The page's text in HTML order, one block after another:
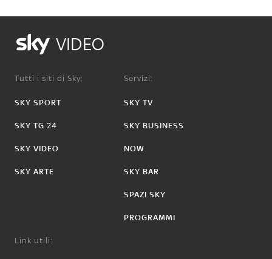
VIDEO
Tutti i siti di Sky:
SKY SPORT
SKY TG 24
SKY VIDEO
SKY ARTE
Servizi:
SKY TV
SKY BUSINESS
NOW
SKY BAR
SPAZI SKY
PROGRAMMI
Link utili: